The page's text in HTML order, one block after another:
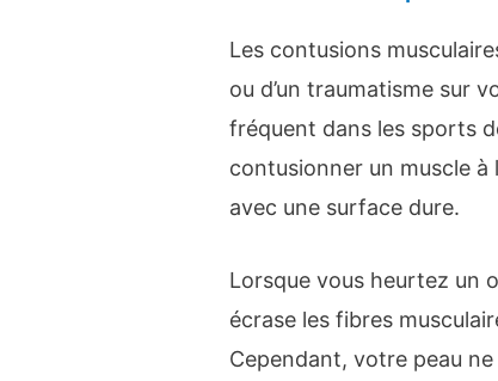
Les contusions
ou d’un traumatisme sur
fréquent dans les sports
contusionner un muscle à
avec une surface dure.
Lorsque vous heurtez un
écrase les fibres
Cependant, votre peau